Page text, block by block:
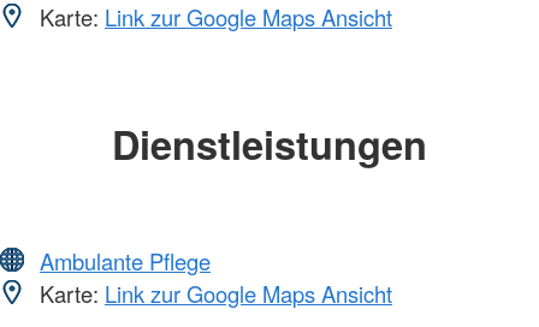
Karte: Link zur Google Maps Ansicht
Dienstleistungen
Ambulante Pflege
Karte: Link zur Google Maps Ansicht